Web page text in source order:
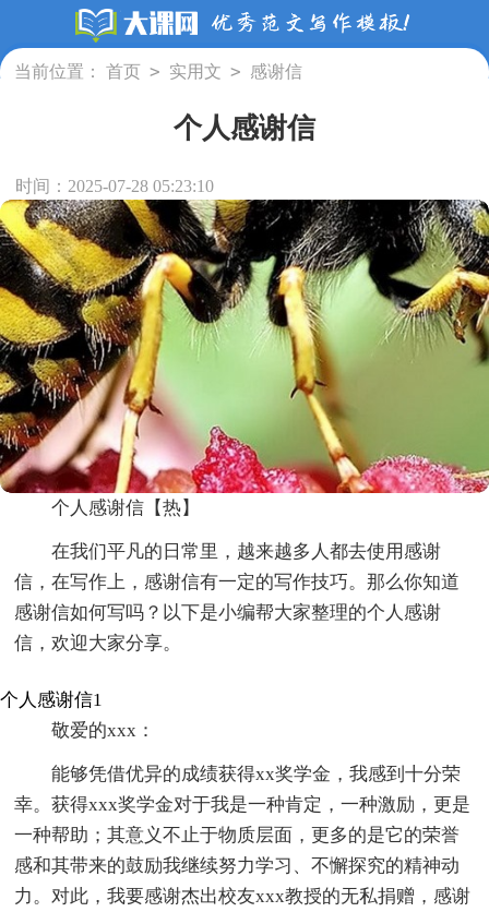
当前位置： 首页 > 实用文 > 感谢信
个人感谢信
时间：2025-07-28 05:23:10
个人感谢信【热】
在我们平凡的日常里，越来越多人都去使用感谢
信，在写作上，感谢信有一定的写作技巧。那么你知道
感谢信如何写吗？以下是小编帮大家整理的个人感谢
信，欢迎大家分享。
个人感谢信1
敬爱的xxx：
能够凭借优异的成绩获得xx奖学金，我感到十分荣
幸。获得xxx奖学金对于我是一种肯定，一种激励，更是
一种帮助；其意义不止于物质层面，更多的是它的荣誉
感和其带来的鼓励我继续努力学习、不懈探究的精神动
力。对此，我要感谢杰出校友xxx教授的无私捐赠，感谢